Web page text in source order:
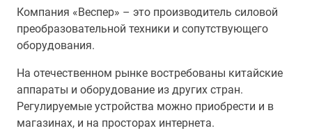
Компания «Веспер» – это производитель силовой
преобразовательной техники и сопутствующего
оборудования.
На отечественном рынке востребованы китайские
аппараты и оборудование из других стран.
Регулируемые устройства можно приобрести и в
магазинах, и на просторах интернета.